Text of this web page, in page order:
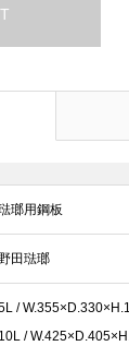
瑯用鋼板
田琺瑯
/
10L /